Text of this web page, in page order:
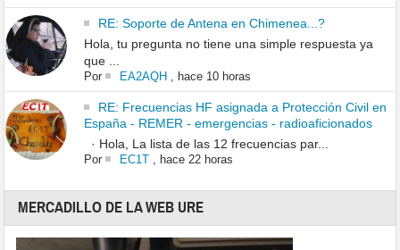
RE: Soporte de Antena en Chimenea...?
Hola, tu pregunta no tiene una simple respuesta ya
que ...
Por EA2AQH, hace 10 horas
RE: Frecuencias HF asignada a Protección Civil en
España - REMER - emergencias - radioaficionados
· Hola, La lista de las 12 frecuencias par...
Por EC1T, hace 22 horas
MERCADILLO DE LA WEB URE